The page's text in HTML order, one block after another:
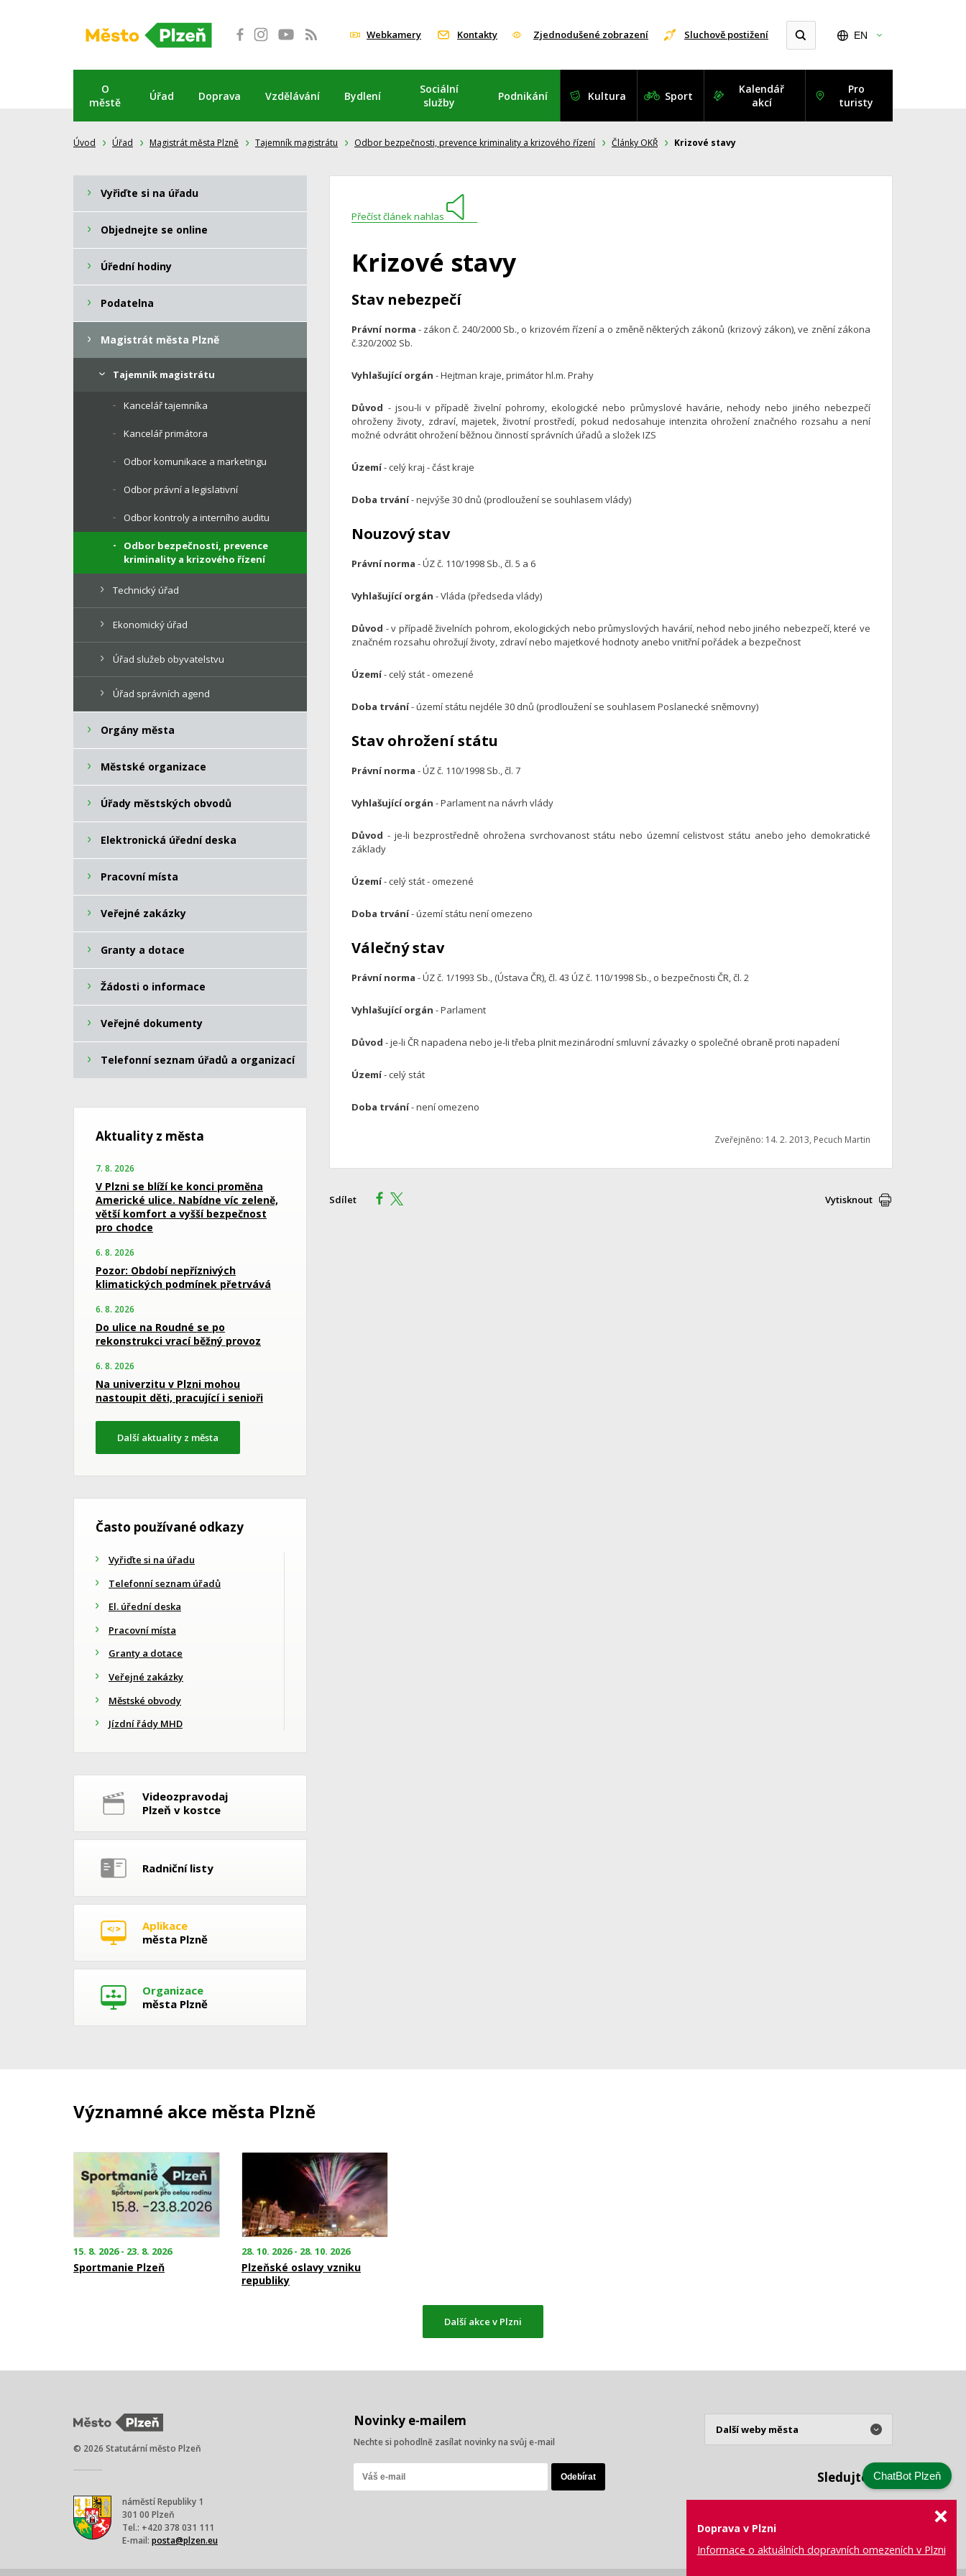
Webkamery Kontakty Zjednodušené zobrazení Sluchově postižení EN
O
městě
Úřad Doprava Vzdělávání Bydlení
Sociální
služby
Podnikání Kultura Sport
Kalendář
akcí
Pro
turisty
Úvod Úřad Magistrát města Plzně Tajemník magistrátu Odbor bezpečnosti, prevence kriminality a krizového řízení Články OKŘ Krizové stavy
Přečíst článek nahlas
Krizové stavy
Stav nebezpečí
Právní norma - zákon č. 240/2000 Sb., o krizovém řízení a o změně některých zákonů (krizový zákon), ve znění zákona
č.320/2002 Sb.
Vyhlašující orgán - Hejtman kraje, primátor hl.m. Prahy
Důvod - jsou-li v případě živelní pohromy, ekologické nebo průmyslové havárie, nehody nebo jiného nebezpečí
ohroženy životy, zdraví, majetek, životní prostředí, pokud nedosahuje intenzita ohrožení značného rozsahu a není
možné odvrátit ohrožení běžnou činností správních úřadů a složek IZS
Území- celý kraj - část kraje
Doba trvání- nejvýše 30 dnů (prodloužení se souhlasem vlády)
Nouzový stav
Právní norma - ÚZ č. 110/1998 Sb., čl. 5 a 6
Vyhlašující orgán - Vláda (předseda vlády)
Důvod - v případě živelních pohrom, ekologických nebo průmyslových havárií, nehod nebo jiného nebezpečí, které ve
značném rozsahu ohrožují životy, zdraví nebo majetkové hodnoty anebo vnitřní pořádek a bezpečnost
Území- celý stát - omezené
Doba trvání- území státu nejdéle 30 dnů (prodloužení se souhlasem Poslanecké sněmovny)
Stav ohrožení státu
Právní norma - ÚZ č. 110/1998 Sb., čl. 7
Vyhlašující orgán - Parlament na návrh vlády
Důvod - je-li bezprostředně ohrožena svrchovanost státu nebo územní celistvost státu anebo jeho demokratické
základy
Území- celý stát - omezené
Doba trvání- území státu není omezeno
Válečný stav
Právní norma - ÚZ č. 1/1993 Sb., (Ústava ČR), čl. 43 ÚZ č. 110/1998 Sb., o bezpečnosti ČR, čl. 2
Vyhlašující orgán - Parlament
Důvod - je-li ČR napadena nebo je-li třeba plnit mezinárodní smluvní závazky o společné obraně proti napadení
Území- celý stát
Doba trvání- není omezeno
Zveřejněno: 14. 2. 2013, Pecuch Martin
Sdílet Vytisknout
Vyřiďte si na úřadu
Objednejte se online
Úřední hodiny
Podatelna
Magistrát města Plzně
Tajemník magistrátu
Kancelář tajemníka
Kancelář primátora
Odbor komunikace a marketingu
Odbor právní a legislativní
Odbor kontroly a interního auditu
Odbor bezpečnosti, prevence
kriminality a krizového řízení
Technický úřad
Ekonomický úřad
Úřad služeb obyvatelstvu
Úřad správních agend
Orgány města
Městské organizace
Úřady městských obvodů
Elektronická úřední deska
Pracovní místa
Veřejné zakázky
Granty a dotace
Žádosti o informace
Veřejné dokumenty
Telefonní seznam úřadů a organizací
Aktuality z města
7. 8. 2026
V Plzni se blíží ke konci proměna
Americké ulice. Nabídne víc zeleně,
větší komfort a vyšší bezpečnost
pro chodce
6. 8. 2026
Pozor: Období nepříznivých
klimatických podmínek přetrvává
6. 8. 2026
Do ulice na Roudné se po
rekonstrukci vrací běžný provoz
6. 8. 2026
Na univerzitu v Plzni mohou
nastoupit děti, pracující i senioři
Další aktuality z města
Často používané odkazy
Vyřiďte si na úřadu
Telefonní seznam úřadů
El. úřední deska
Pracovní místa
Granty a dotace
Veřejné zakázky
Městské obvody
Jízdní řády MHD
Videozpravodaj
Plzeň v kostce
Radniční listy
Aplikace
města Plzně
Organizace
města Plzně
Významné akce města Plzně
15. 8. 2026 - 23. 8. 2026
Sportmanie Plzeň
28. 10. 2026 - 28. 10. 2026
Plzeňské oslavy vzniku
republiky
Další akce v Plzni
Novinky e-mailem
Nechte si pohodlně zasílat novinky na svůj e-mail
Sledujte nás
© 2026 Statutární město Plzeň
náměstí Republiky 1
301 00 Plzeň
Tel.: +420 378 031 111
E-mail: posta@plzen.eu
Doprava v Plzni
Informace o aktuálních dopravních omezeních v Plzni
ChatBot Plzeň